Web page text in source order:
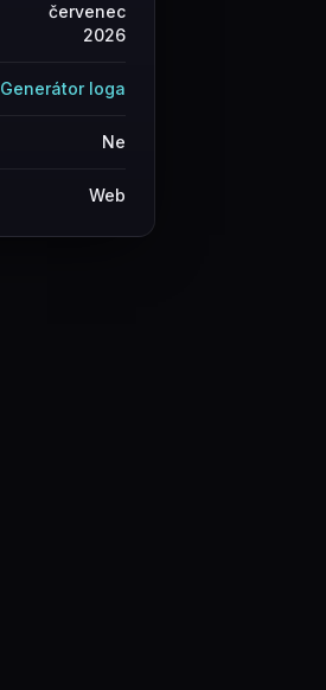
červenec
2026
Generátor loga
Ne
Web